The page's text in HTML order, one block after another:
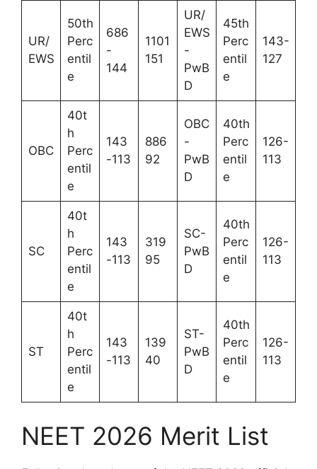
UR/
EWS
50th
Perc
entil
e
686
-
144
1101
151
UR/
EWS
-
PwB
D
45th
Perc
entil
e
143-
127
OBC
40t
h
Perc
entil
e
143
-113
886
92
OBC
-
PwB
D
40th
Perc
entil
e
126-
113
SC
40t
h
Perc
entil
e
143
-113
319
95
SC-
PwB
D
40th
Perc
entil
e
126-
113
ST
40t
h
Perc
entil
e
143
-113
139
40
ST-
PwB
D
40th
Perc
entil
e
126-
113
NEET 2026 Merit List